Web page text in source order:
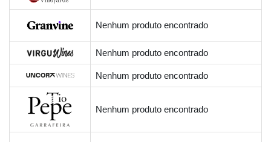
Nenhum produto encontrado
Nenhum produto encontrado
Nenhum produto encontrado
Nenhum produto encontrado